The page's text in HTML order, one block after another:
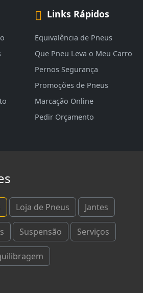
Links Rápidos
Equivalência de Pneus
Que Pneu Leva o Meu Carro
Pernos Segurança
Promoções de Pneus
Marcação Online
Pedir Orçamento
Loja de Pneus Jantes
Suspensão Serviços